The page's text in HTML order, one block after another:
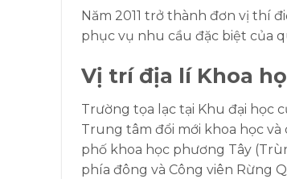
Năm 2011 trở thành đơn vị thí
phục vụ nhu cầu đặc biệt của
Vị trí địa lí Khoa
Trường tọa lạc tại Khu đại học
Trung tâm đổi mới khoa học
phố khoa học phương Tây
phía đông và Công viên Rừng